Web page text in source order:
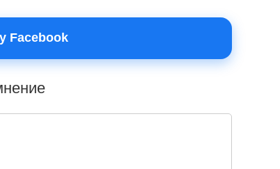
Facebook